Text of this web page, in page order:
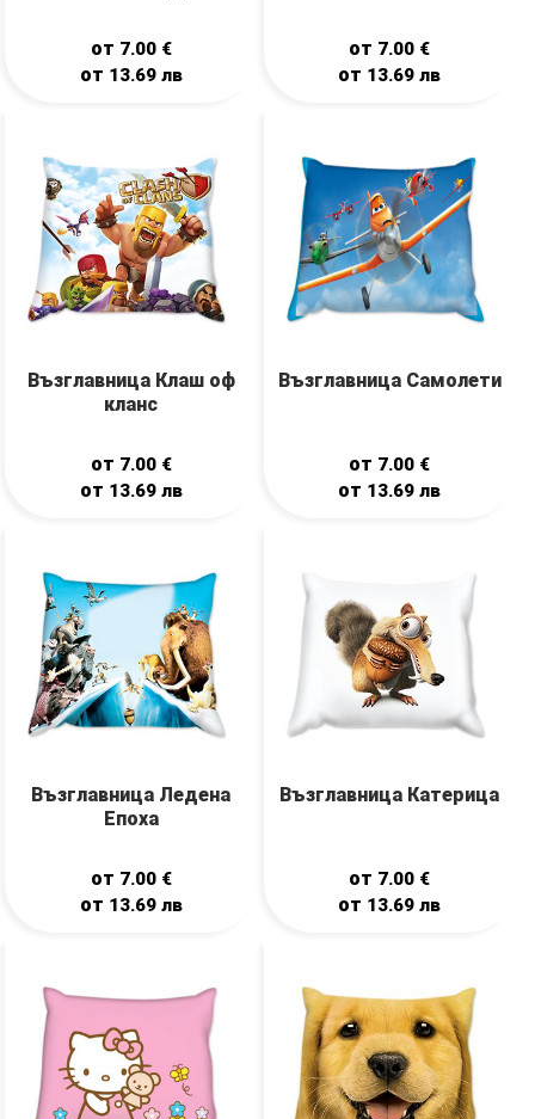
от 7.00 €
от 13.69 лв
от 7.00 €
от 13.69лв
Възглавница Клаш оф
кланс
от 7.00 €
от 13.69 лв
Възглавница Самолети
от 7.00 €
от 13.69лв
Възглавница Ледена
Епоха
от 7.00 €
от 13.69 лв
Възглавница Катерица
от 7.00 €
от 13.69лв